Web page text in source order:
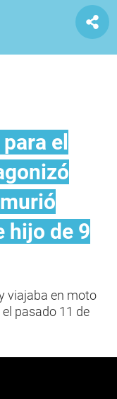
el
hijo de 9
viajaba en moto
pasado 11 de